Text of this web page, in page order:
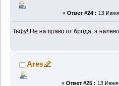
« Ответ #24 : 13
Тьфу! Не на право от брода, а
Ares
« Ответ #25 : 13 Июня